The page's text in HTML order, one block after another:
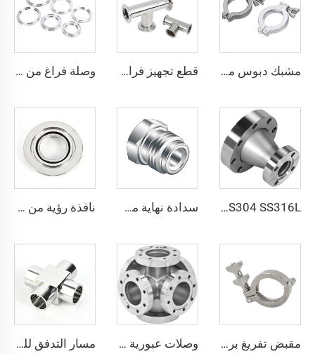
مشبك دبوس مزدوج KF بذيل ألومنيوم وصامولة جناحية من الفولاذ المقاوم للصدأ SS304، شفاطات تفريغ KF16-KF50/NW16/NW50، تركيب من الفولاذ المقاوم للصدأ قطع تجهيز فراغية من الفولاذ المقاوم للصدأ SS304/SS316L، نوع ثلاثي الاتجاه NW/KF، شفاطات T متساوية من الفولاذ المقاوم للصدأ NW16-NW50، KF16/KF25/KF40، للصناعات شبه الموصلة وصلة فراغ من الفولاذ المقاوم للصدأ بنظام ISO-K مع مشبك مخلب، مقاسات ISO63-ISO500، شفة من الفولاذ SS304/SS316L بنظام المشبك للمجال أشباع
SS304 SS316L محول مخفض مخروطي من نوع CF قابل للدوران/ثابت مع ثقوب عابرة محول من الفولاذ المقاوم للصدأ للفراغ العالي أنبوب CF25xCF16-CF100xCF80 تركيبة شفة سدادة نهاية من الفولاذ المقاوم للصدأ SS316L تركيبات QCR ذات الوجه المعدني 1/8"-1" تلدين لامع/تلميع كهربائي نافذة رؤية من الفولاذ المقاوم للصدأ SS304/SS316L، زجاج رؤية بشفة سريعة NW/KF، قطع تجهيز لحام فراغية من الفولاذ المقاوم للصدأ KF16/KF25/KF40/KF50
مقبض تفريغ برأس مزدوج KF16-50/NW40 إكسسوارات أشباه الموصلات مشبك تحرير سريع تركيبات من الفولاذ المقاوم للصدأ SS304/SS316L وصلات عبورية CF ذات 6 اتجاهات من الفولاذ المقاوم للصدأ SS304 وSS316L، فتحات عبورية بقطر 3/4"-4"، وصلة عبورية عالية الجودة قابلة للدوران/ثابتة من CF16 إلى CF100 للفراغ العالي مسار التدفق للوصلة العرضية من الفولاذ المقاوم للصدأ SS316L، تجهيزات لحام بنقاء عالي جدًا لتوفير وصلات لحام دقيقة ناعمة، تجهيزات لحام من الفولاذ المقاوم للصدأ بنقاء عالي جدًا